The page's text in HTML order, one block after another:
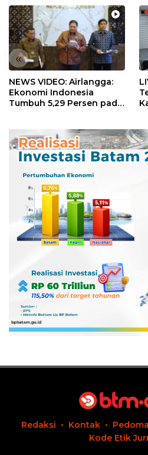
«
NEWS VIDEO: Airlangga:
Ekonomi Indonesia
Tumbuh 5,29 Persen pada
Redaksi Kontak
Kode Etik